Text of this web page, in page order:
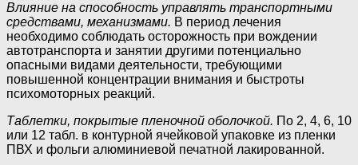
Влияние на способность управлять транспортными
средствами, механизмами. В период лечения
необходимо соблюдать осторожность при вождении
автотранспорта и занятии другими потенциально
опасными видами деятельности, требующими
повышенной концентрации внимания и быстроты
психомоторных реакций.
Таблетки, покрытые пленочной оболочкой. По 2, 4, 6, 10
или 12 табл. в контурной ячейковой упаковке из пленки
ПВХ и фольги алюминиевой печатной лакированной.